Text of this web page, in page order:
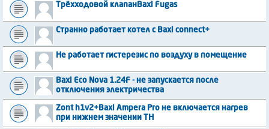
Трëхходовой клапанBaxi Fugas
Странно работает котел с Baxi connect+
Не работает гистерезис по воздуху в помещение
Baxi Eco Nova 1.24F - не запускается после
отключения электричества
Zont h1v2+Baxi Ampera Pro не включается нагрев
при нижнем значении ТН